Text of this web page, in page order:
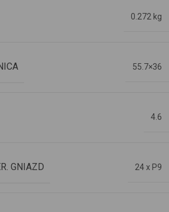
0.272 kg
55.7×36
4.6
GNIAZD 24 x P9